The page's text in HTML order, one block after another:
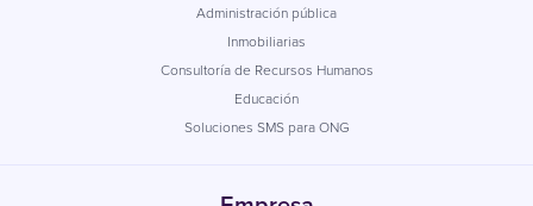
Administración pública
Inmobiliarias
Consultoría de Recursos Humanos
Educación
Soluciones SMS para ONG